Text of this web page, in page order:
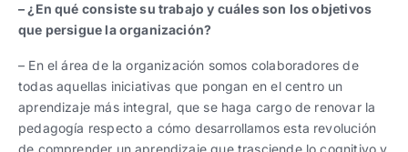
– ¿En qué consiste su trabajo y cuáles son los objetivos
que persigue la organización?
– En el área de la organización somos colaboradores de
todas aquellas iniciativas que pongan en el centro un
aprendizaje más integral, que se haga cargo de renovar la
pedagogía respecto a cómo desarrollamos esta revolución
de comprender un aprendizaje que trasciende lo cognitivo y